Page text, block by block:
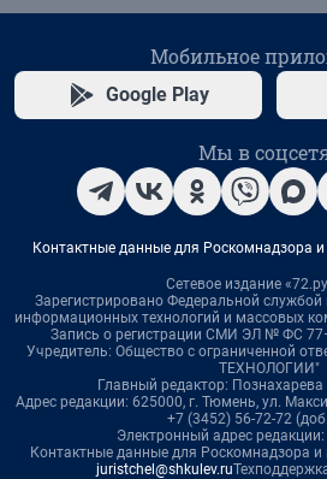
Мобильное
Google Play
Мы в
Контактные данные для Роскомнадзора и
Сетевое издание
Зарегистрировано Федеральной службой
информационных технологий и массовых
Запись о регистрации СМИ ЭЛ № ФС
Учредитель: Общество с ограниченной
ТЕХНОЛОГИИ"
Главный редактор:
Адрес редакции: 625000, г. Тюмень, ул.
+7 (3452) 56-72-72
Электронный адрес редакции:
Контактные данные для Роскомнадзора и
juristchel@shkulev.ru